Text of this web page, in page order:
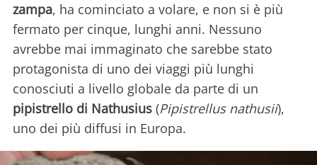
zampa, ha cominciato a volare, e non si è più
fermato per cinque, lunghi anni. Nessuno
avrebbe mai immaginato che sarebbe stato
protagonista di uno dei viaggi più lunghi
conosciuti a livello globale da parte di un
pipistrello di Nathusius (Pipistrellus nathusii),
uno dei più diffusi in Europa.